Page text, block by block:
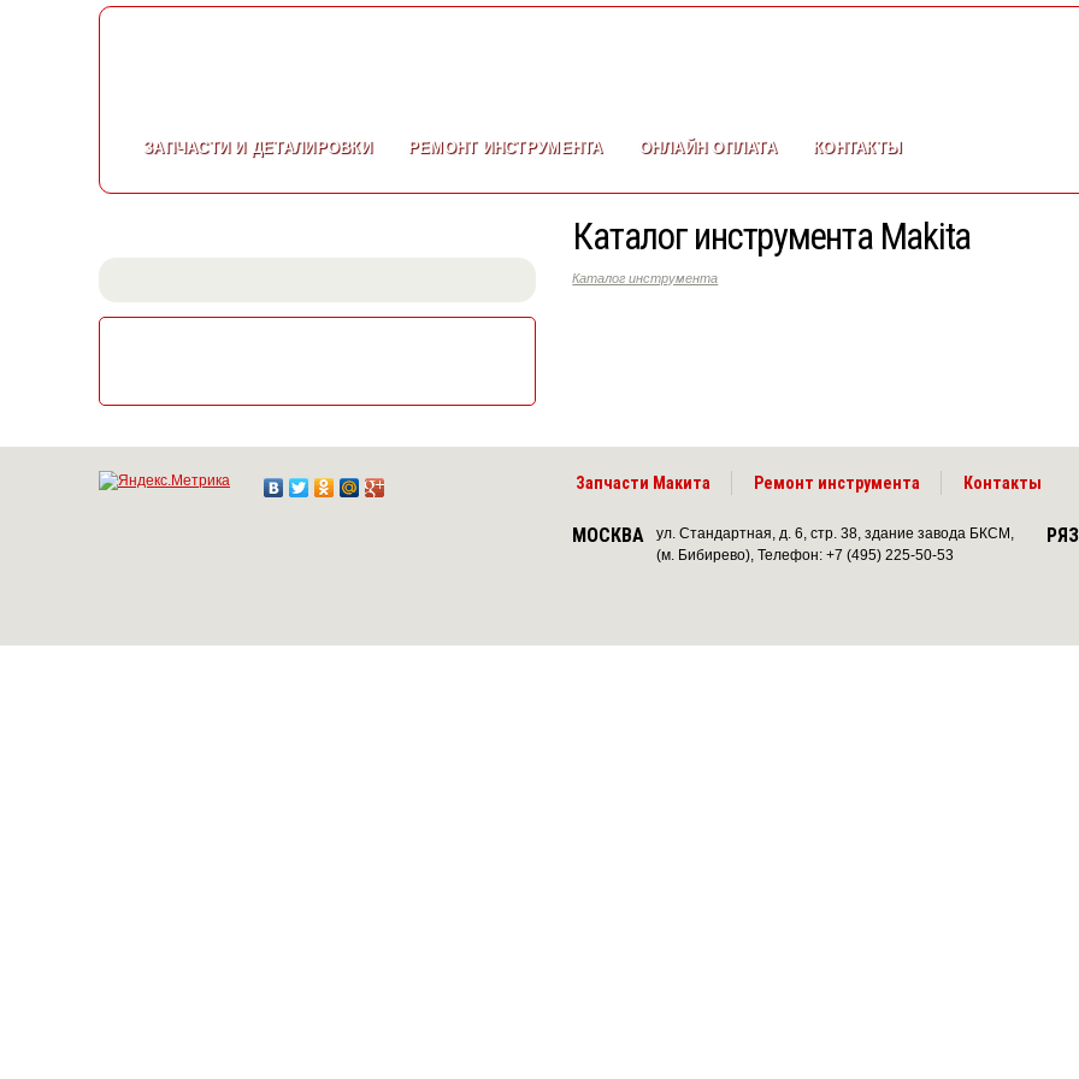
ЗАПЧАСТИИ ДЕТАЛИРОВКИ РЕМОНТИНСТРУМЕНТА ОНЛАЙН ОПЛАТА КОНТАКТЫ
Каталог инструмента Makita
Каталог инструмента
Запчасти Макита Ремонт инструмента Контакты
МОСКВА
ул. Стандартная, д. 6, стр. 38, здание завода БКСМ,
(м. Бибирево), Телефон: +7 (495) 225-50-53